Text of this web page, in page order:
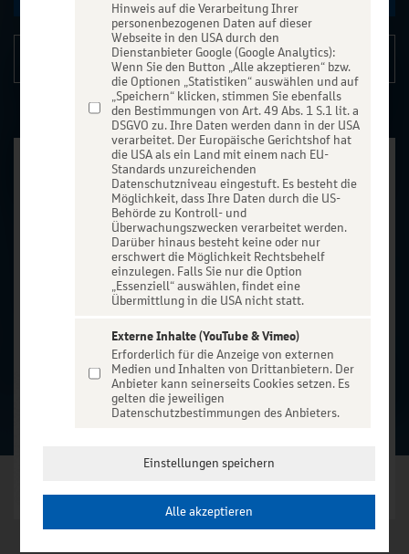
Details
Hinweis auf die Verarbeitung Ihrer
personenbezogenen Daten auf dieser
Webseite in den USA durch den
Dienstanbieter Google (Google Analytics):
Wenn Sie den Button „Alle akzeptieren“ bzw.
die Optionen „Statistiken“ auswählen und auf
„Speichern“ klicken, stimmen Sie ebenfalls
den Bestimmungen von Art. 49 Abs. 1 S.1 lit. a
DSGVO zu. Ihre Daten werden dann in der USA
verarbeitet. Der Europäische Gerichtshof hat
die USA als ein Land mit einem nach EU-
Standards unzureichenden
Datenschutzniveau eingestuft. Es besteht die
Möglichkeit, dass Ihre Daten durch die US-
Behörde zu Kontroll- und
Überwachungszwecken verarbeitet werden.
Darüber hinaus besteht keine oder nur
erschwert die Möglichkeit Rechtsbehelf
einzulegen. Falls Sie nur die Option
„Essenziell“ auswählen, findet eine
Übermittlung in die USA nicht statt.
Externe Inhalte (YouTube & Vimeo)
Erforderlich für die Anzeige von externen
Medien und Inhalten von Drittanbietern. Der
Anbieter kann seinerseits Cookies setzen. Es
gelten die jeweiligen
Datenschutzbestimmungen des Anbieters.
Einstellungen speichern
Alle akzeptieren